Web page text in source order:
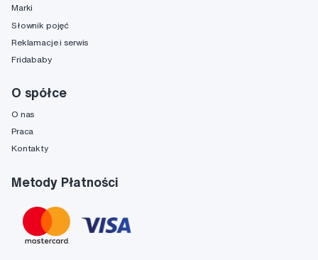
Marki
Słownik pojęć
Reklamacje i serwis
Fridababy
O spółce
O nas
Praca
Kontakty
Metody Płatności